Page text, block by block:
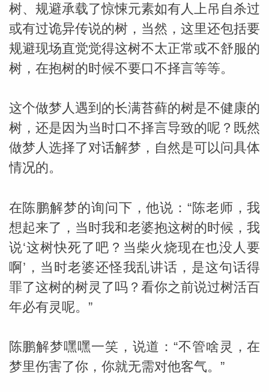
树、规避承载了惊悚元素如有人上吊自杀过
或有过诡异传说的树，当然，这里还包括要
规避现场直觉觉得这树不太正常或不舒服的
树，在抱树的时候不要口不择言等等。
这个做梦人遇到的长满苔藓的树是不健康的
树，还是因为当时口不择言导致的呢？既然
做梦人选择了对话解梦，自然是可以问具体
情况的。
在陈鹏解梦的询问下，他说：“陈老师，我
想起来了，当时我和老婆抱这树的时候，我
说‘这树快死了吧？当柴火烧现在也没人要
啊’，当时老婆还怪我乱讲话，是这句话得
罪了这树的树灵了吗？看你之前说过树活百
年必有灵呢。”
陈鹏解梦嘿嘿一笑，说道：“不管啥灵，在
梦里伤害了你，你就无需对他客气。”